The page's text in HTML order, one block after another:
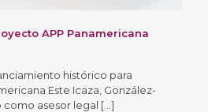
APP Panamericana
histórico para
Este Icaza, González-
como asesor legal […]